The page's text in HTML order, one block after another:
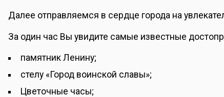
Далее отправляемся в сердце города на
За один час Вы увидите самые известные
памятник Ленину;
стелу «Город воинской славы»;
Цветочные часы;